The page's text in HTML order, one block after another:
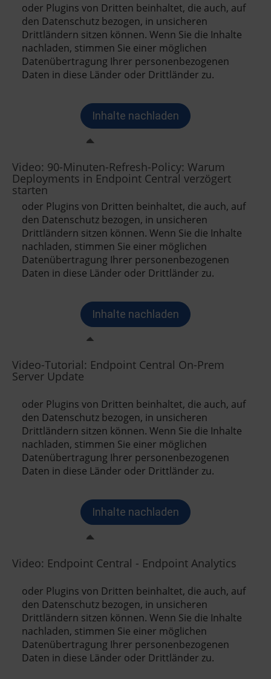
Video: 90-Minuten-Refresh-Policy: Warum
Deployments in Endpoint Central verzögert
starten
Video-Tutorial: Endpoint Central On-Prem
Server Update
Video: Endpoint Central - Endpoint Analytics